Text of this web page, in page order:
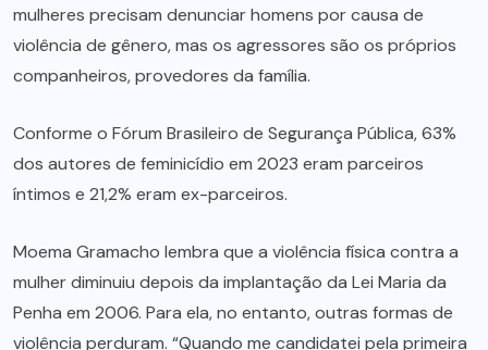
mulheres precisam denunciar homens por causa de
violência de gênero, mas os agressores são os próprios
companheiros, provedores da família.
Conforme o Fórum Brasileiro de Segurança Pública, 63%
dos autores de feminicídio em 2023 eram parceiros
íntimos e 21,2% eram ex-parceiros.
Moema Gramacho lembra que a violência física contra a
mulher diminuiu depois da implantação da Lei Maria da
Penha em 2006. Para ela, no entanto, outras formas de
violência perduram. “Quando me candidatei pela primeira